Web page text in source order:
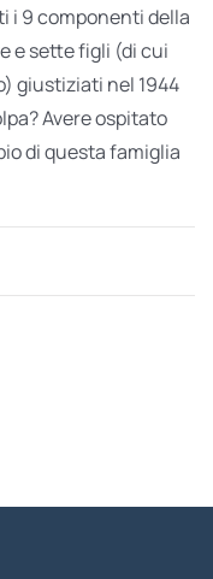
i 9 componenti della
e sette figli (di cui
giustiziati nel 1944
Avere ospitato
di questa famiglia